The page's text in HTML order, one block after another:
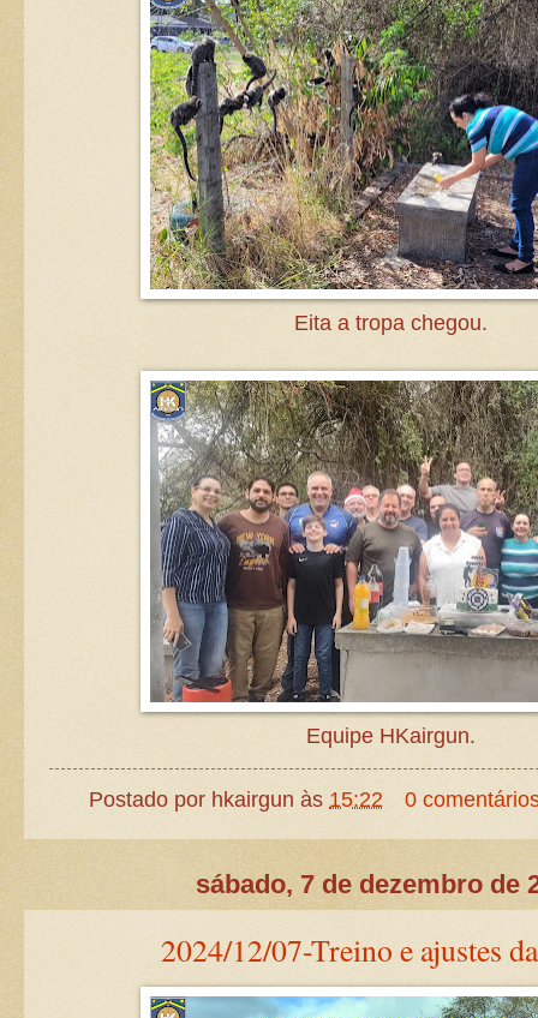
Eita a tropa chegou.
Equipe HKairgun.
Postado por hkairgun às 15:22 0
sábado, 7 de dezembro de
2024/12/07-Treino e ajustes